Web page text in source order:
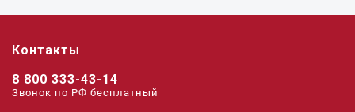
Контакты
8 800 333-43-14
Звонок по РФ беcплатный